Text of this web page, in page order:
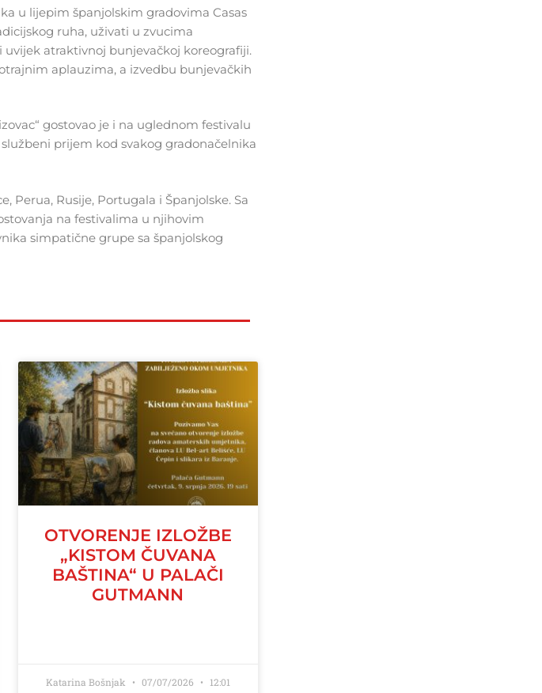
u lijepim španjolskim gradovima Casas
ruha, uživati u zvucima
atraktivnoj bunjevačkoj koreografiji.
aplauzima, a izvedbu bunjevačkih
gostovao je i na uglednom festivalu
prijem kod svakog gradonačelnika
Perua, Rusije, Portugala i Španjolske. Sa
na festivalima u njihovim
simpatične grupe sa španjolskog
OTVORENJE IZLOŽBE
„KISTOM ČUVANA
BAŠTINA“ U PALAČI
GUTMANN
Katarina Bošnjak 07/07/2026 12:01